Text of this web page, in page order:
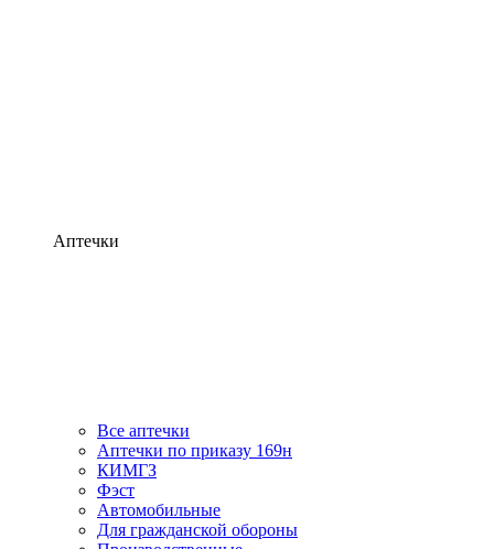
Аптечки
Все аптечки
Аптечки по приказу 169н
КИМГЗ
Фэст
Автомобильные
Для гражданской обороны